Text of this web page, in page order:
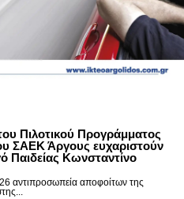
Πιλοτικού Προγράμματος
ΣΑΕΚ Άργους ευχαριστούν
Παιδείας Κωνσταντίνο
αντιπροσωπεία αποφοίτων της